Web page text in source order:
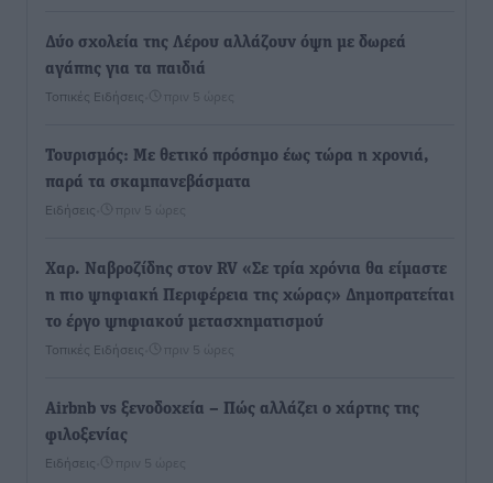
Δύο σχολεία της Λέρου αλλάζουν όψη με δωρεά
αγάπης για τα παιδιά
Τοπικές Ειδήσεις πριν 5 ώρες
Τουρισμός: Με θετικό πρόσημο έως τώρα η χρονιά,
παρά τα σκαμπανεβάσματα
Ειδήσεις πριν 5 ώρες
Χαρ. Ναβροζίδης στον RV «Σε τρία χρόνια θα είμαστε
η πιο ψηφιακή Περιφέρεια της χώρας» Δημοπρατείται
το έργο ψηφιακού μετασχηματισμού
Τοπικές Ειδήσεις πριν 5 ώρες
Airbnb vs ξενοδοχεία – Πώς αλλάζει ο χάρτης της
φιλοξενίας
Ειδήσεις πριν 5 ώρες